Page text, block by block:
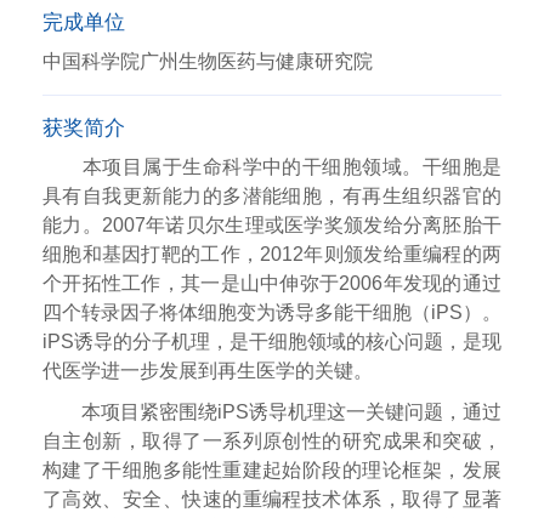
完成单位
中国科学院广州生物医药与健康研究院
获奖简介
本项目属于生命科学中的干细胞领域。干细胞是
具有自我更新能力的多潜能细胞，有再生组织器官的
能力。 2007年诺贝尔生理或医学奖颁发给分离胚胎干
细胞和基因打靶的工作， 2012年则颁发给重编程的两
个开拓性工作，其一是山中伸弥于2006年发现的通过
四个转录因子将体细胞变为诱导多能干细胞（iPS）。
iPS诱导的分子机理，是干细胞领域的核心问题，是现
代医学进一步发展到再生医学的关键。
本项目紧密围绕iPS诱导机理这一关键问题，通过
自主创新，取得了一系列原创性的研究成果和突破，
构建了干细胞多能性重建起始阶段的理论框架，发展
了高效、安全、快速的重编程技术体系，取得了显著